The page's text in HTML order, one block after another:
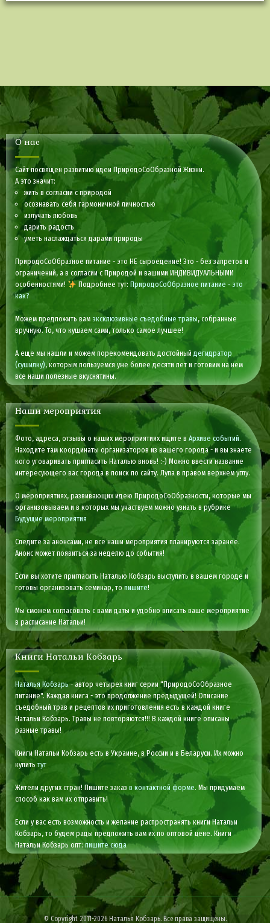
О нас
Сайт посвящен развитию идеи ПриродоСоОбразной Жизни.
А это значит:
жить в согласии с природой
осознавать себя гармоничной личностью
излучать любовь
дарить радость
уметь наслаждаться дарами природы
ПриродоСоОбразное питание - это НЕ сыроедение! Это - без запретов и
ограничений, а в согласии с Природой и вашими ИНДИВИДУАЛЬНЫМИ
особенностями!
Подробнее тут: ПриродоСоОбразное питание - это
как?
Можем предложить вам эксклюзивные съедобные травы, собранные
вручную. То, что кушаем сами, только самое лучшее!
А еще мы нашли и можем порекомендовать достойныйдегидратор
(сушилку), которым пользуемся уже более десяти лет и готовим на нем
все наши полезные вкуснятины.
Наши мероприятия
Фото, адреса, отзывы о наших мероприятиях ищите вАрхиве событий.
Находите там координаты организаторов из вашего города - и вы знаете
кого уговаривать пригласить Наталью вновь! :-) Можно ввести название
интересующего вас города в поиск по сайту. Лупа в правом верхнем углу.
О мероприятиях, развивающих идею ПриродоСоОбразности, которые мы
организовываем и в которых мы участвуем можно узнать в рубрике
Будущие мероприятия
Следите за анонсами, не все наши мероприятия планируются заранее.
Анонс может появиться за неделю до события!
Если вы хотите пригласить Наталью Кобзарь выступить в вашем городе и
готовы организовать семинар, топишите!
Мы сможем согласовать с вами даты и удобно вписать ваше мероприятие
в расписание Натальи!
Книги Натальи Кобзарь
Наталья Кобзарь- автор четырех книг серии "ПриродоСоОбразное
питание". Каждая книга - это продолжение предыдущей! Описание
съедобный трав и рецептов их приготовления есть в каждой книге
Натальи Кобзарь. Травы не повторяются!!! В каждой книге описаны
разные травы!
Книги Натальи Кобзарь есть в Украине, в России и в Беларуси. Их можно
купитьтут
Жители других стран! Пишите заказв контактной форме. Мы придумаем
способ как вам их отправить!
Если у вас есть возможность и желание распространять книги Натальи
Кобзарь, то будем рады предложить вам их по оптовой цене. Книги
Натальи Кобзарь опт:пишите сюда
© Copyright 2011-2026 Наталья Кобзарь. Все права защищены.